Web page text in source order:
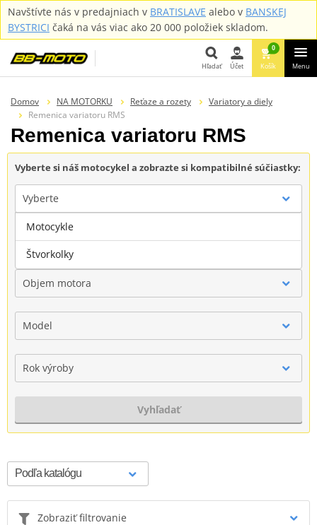
Navštívte nás v predajniach v BRATISLAVE alebo v BANSKEJ
BYSTRICI čaká na vás viac ako 20 000 položiek skladom.
Hľadať
Hľadať Účet
0
Košík Menu
Domov NA MOTORKU Reťaze a rozety
Variatory a diely
Remenica variatoru RMS
Remenica variatoru RMS
Vyberte si náš motocykel a zobrazte si kompatibilné súčiastky:
Vyberte
Značka
Objem motora
Model
Rok výroby
Vyhľadať
Zobraziť filtrovanie
Motocykle
Štvorkolky